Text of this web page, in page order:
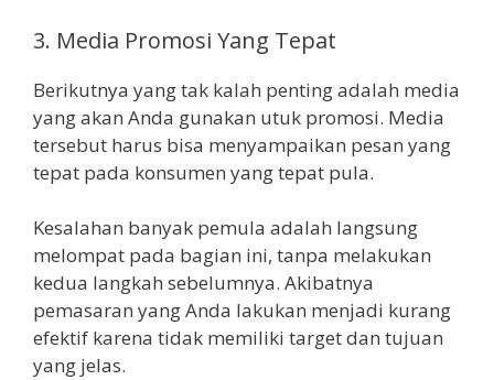
3. Media Promosi Yang Tepat
Berikutnya yang tak kalah penting adalah media
yang akan Anda gunakan utuk promosi. Media
tersebut harus bisa menyampaikan pesan yang
tepat pada konsumen yang tepat pula.
Kesalahan banyak pemula adalah langsung
melompat pada bagian ini, tanpa melakukan
kedua langkah sebelumnya. Akibatnya
pemasaran yang Anda lakukan menjadi kurang
efektif karena tidak memiliki target dan tujuan
yang jelas.